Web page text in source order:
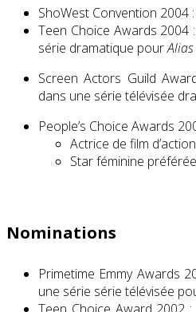
ShoWest Convention 2004
Teen Choice Awards 2004
série dramatique pourAlias
Screen Actors Guild
dans une série télévisée
People’s Choice Awards
Actrice de film
Star féminine
Nominations
Primetime Emmy Awards
une série série télévisée